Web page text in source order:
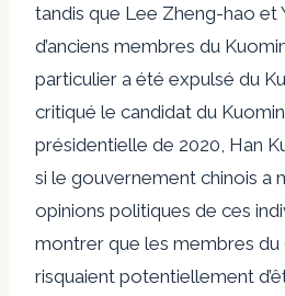
tandis que Lee Zheng-hao et
d’anciens membres du
particulier a été expulsé du
critiqué le candidat du
présidentielle de 2020, Han
si le gouvernement chinois a
opinions politiques de ces
montrer que les membres du
risquaient potentiellement